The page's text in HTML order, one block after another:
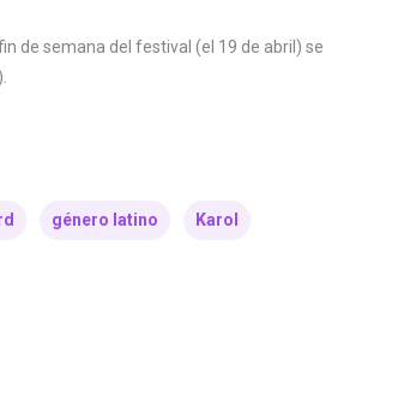
de semana del festival (el 19 de abril) se
género latino Karol